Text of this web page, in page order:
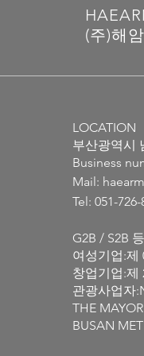
​(주)해암
LOCATION
부산광역시
​Business
Mail:
Tel: 051-726-
G2B / S2B
여성기업:제
창업기업:제
관광사업자
THE
BUSAN